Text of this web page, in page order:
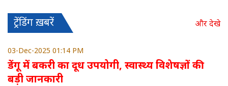
ट्रेंडिंग ख़बरें और देखे
03-Dec-2025 01:14 PM
डेंगू में बकरी का दूध उपयोगी, स्वास्थ्य विशेषज्ञों की
बड़ी जानकारी